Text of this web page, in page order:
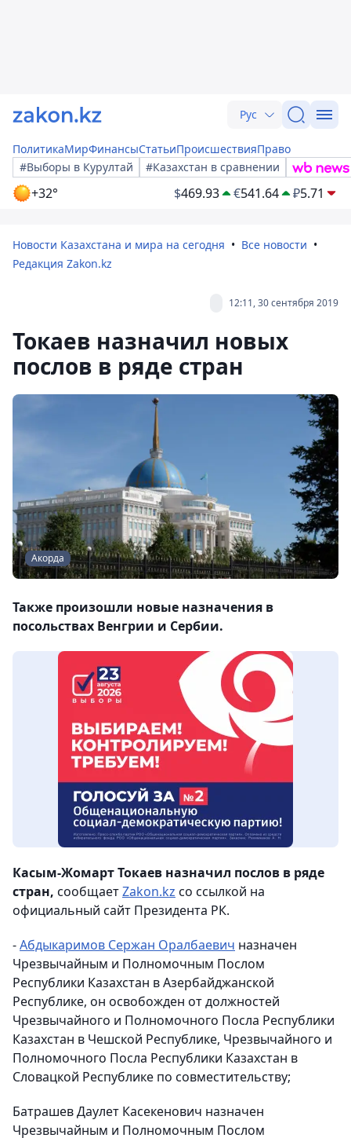
Рус
ПолитикаМирФинансыСтатьиПроисшествияПраво
#Выборы в Курултай
#Казахстан в сравнении
+32° $469.93 €541.64 ₽5.71
Новости Казахстана и мира на сегодня
Все новости
Редакция Zakon.kz
12:11, 30 сентября 2019
Токаев назначил новых
послов в ряде стран
Акорда
Также произошли новые назначения в
посольствах Венгрии и Сербии.
Касым-Жомарт Токаев назначил послов в ряде
стран, сообщаетZakon.kz со ссылкой на
официальный сайт Президента РК.
-Абдыкаримов Сержан Оралбаевич назначен
Чрезвычайным и Полномочным Послом
Республики Казахстан в Азербайджанской
Республике, он освобожден от должностей
Чрезвычайного и Полномочного Посла Республики
Казахстан в Чешской Республике, Чрезвычайного и
Полномочного Посла Республики Казахстан в
Словацкой Республике по совместительству;
Батрашев Даулет Касекенович назначен
Чрезвычайным и Полномочным Послом